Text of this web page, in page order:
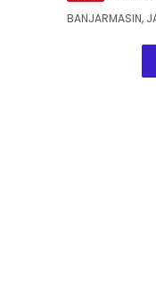
BANJARMASIN,